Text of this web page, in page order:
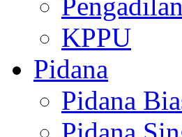
KPPU
Pidana
Pidana